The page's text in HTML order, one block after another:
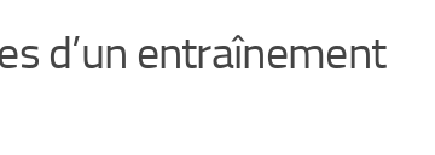
d’un entraînement